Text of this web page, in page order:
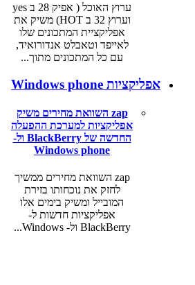
ערוץ האוכל ( אפיק 28 ב yes
וערוץ 32 ב HOT) משיק את
אפליקציית המתכונים שלו
לאייפד וטאבלט אנדורואיד,
עם כל המתכונים מתוך...
אפליקציות Windows phone
zap השוואת מחירים משיק
אפליקציות למערכת ההפעלה
החדשה של BlackBerry ול-
Windows phone
zap השוואת מחירים ממשיך
לחזק את נוכחותו בזירת
המובייל ומשיק בימים אלו
אפליקציות חדשות ל-
BlackBerry ול- Windows...